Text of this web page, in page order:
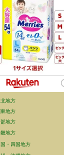
地方
東地方
地方
地方
・四国地方